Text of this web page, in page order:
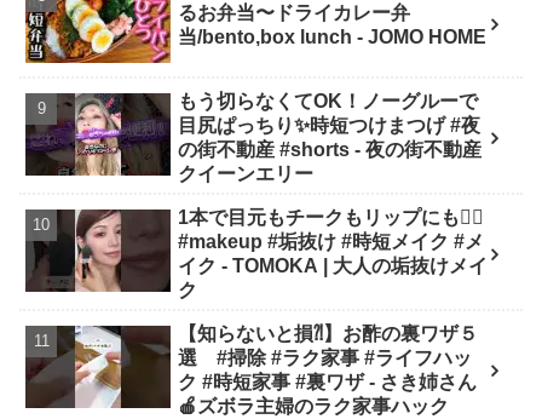
るお弁当〜ドライカレー弁
当/bento,box lunch - JOMO HOME
もう切らなくてOK！ノーグルーで
目尻ぱっちり✨時短つけまつげ #夜
の街不動産 #shorts - 夜の街不動産
クイーンエリー
1本で目元もチークもリップにも❤️‍🔥
#makeup #垢抜け #時短メイク #メ
イク - TOMOKA | 大人の垢抜けメイ
ク
【知らないと損⁈】お酢の裏ワザ５
選 #掃除 #ラク家事 #ライフハッ
ク #時短家事 #裏ワザ - さき姉さん
🍎ズボラ主婦のラク家事ハック